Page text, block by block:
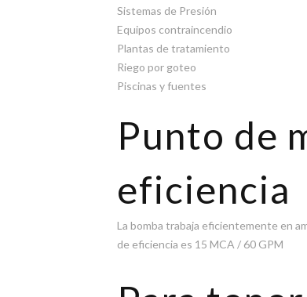
Sistemas de Presión
Equipos contraincendio
Plantas de tratamiento
Riego por goteo
Piscinas y fuentes
Punto de
eficiencia
La bomba trabaja eficientemente en
de eficiencia es 15 MCA / 60 GPM